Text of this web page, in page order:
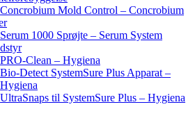
Concrobium Mold Control – Concrobium
Serum 1000 Sprøjte – Serum System
PRO-Clean – Hygiena
Bio-Detect SystemSure Plus Apparat –
Hygiena
UltraSnaps til SystemSure Plus – Hygiena